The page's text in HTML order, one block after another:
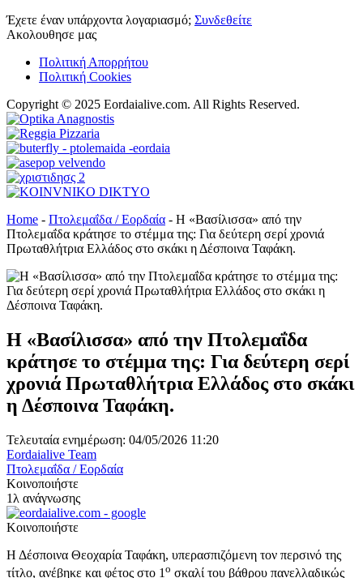
Έχετε έναν υπάρχοντα λογαριασμό; Συνδεθείτε
Ακολουθησε μας
Πολιτική Απορρήτου
Πολιτική Cookies
Copyright © 2025 Eordaialive.com. All Rights Reserved.
Home - Πτολεμαΐδα / Εορδαία - Η «Βασίλισσα» από την
Πτολεμαΐδα κράτησε το στέμμα της: Για δεύτερη σερί χρονιά
Πρωταθλήτρια Ελλάδος στο σκάκι η Δέσποινα Ταφάκη.
Η «Βασίλισσα» από την Πτολεμαΐδα
κράτησε το στέμμα της: Για δεύτερη σερί
χρονιά Πρωταθλήτρια Ελλάδος στο σκάκι
η Δέσποινα Ταφάκη.
Τελευταία ενημέρωση: 04/05/2026 11:20
Eordaialive Team
Πτολεμαΐδα / Εορδαία
Κοινοποιήστε
1λ ανάγνωσης
Κοινοποιήστε
Η Δέσποινα Θεοχαρία Ταφάκη, υπερασπιζόμενη τον περσινό της
τίτλο, ανέβηκε και φέτος στο 1 ο σκαλί του βάθρου πανελλαδικώς